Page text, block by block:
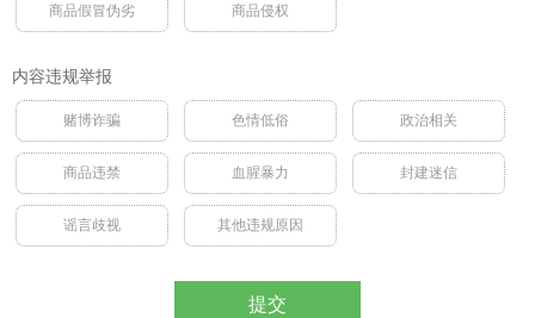
商品假冒伪劣 商品侵权
内容违规举报
赌博诈骗 色情低俗 政治相关
商品违禁 血腥暴力 封建迷信
谣言歧视 其他违规原因
提交